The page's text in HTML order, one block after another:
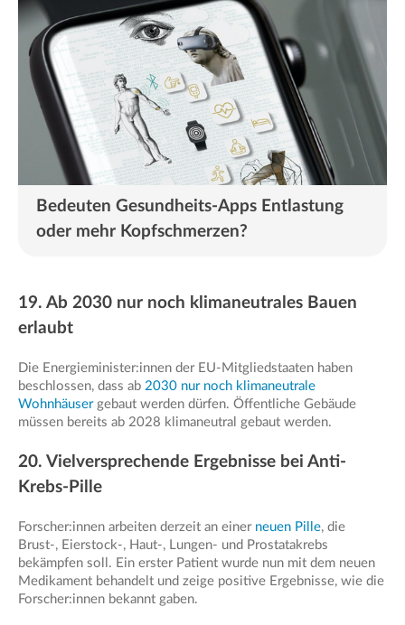
Bedeuten Gesundheits-Apps Entlastung
oder mehr Kopfschmerzen?
19. Ab 2030 nur noch klimaneutrales Bauen
erlaubt
Die Energieminister:innen der EU-Mitgliedstaaten haben
beschlossen, dass ab 2030 nur noch klimaneutrale
Wohnhäusergebaut werden dürfen. Öffentliche Gebäude
müssen bereits ab 2028 klimaneutral gebaut werden.
20. Vielversprechende Ergebnisse bei Anti-
Krebs-Pille
Forscher:innen arbeiten derzeit an einer neuen Pille, die
Brust-, Eierstock-, Haut-, Lungen- und Prostatakrebs
bekämpfen soll. Ein erster Patient wurde nun mit dem neuen
Medikament behandelt und zeige positive Ergebnisse, wie die
Forscher:innen bekannt gaben.